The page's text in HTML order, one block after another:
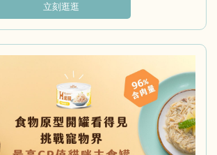
立刻逛逛